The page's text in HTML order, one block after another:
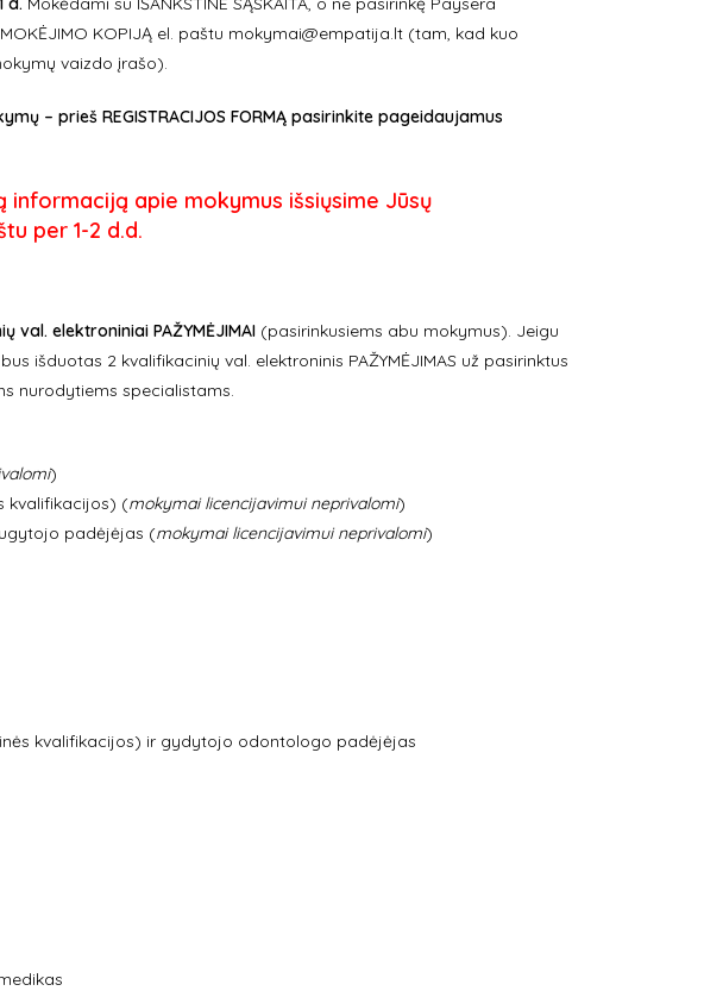
KOPIJĄ el. paštu mokymai@empatija.lt (tam, kad kuo
vaizdo įrašo).
– prieš REGISTRACIJOS FORMĄ pasirinkite pageidaujamus
informaciją apie mokymus išsiųsime Jūsų
per 1-2 d.d.
val. elektroniniai PAŽYMĖJIMAI(pasirinkusiems abu mokymus). Jeigu
išduotas 2 kvalifikacinių val. elektroninis PAŽYMĖJIMAS už pasirinktus
nurodytiems specialistams.
)
kvalifikacijos) (mokymai licencijavimui neprivalomi)
padėjėjas (mokymai licencijavimui neprivalomi)
kvalifikacijos) ir gydytojo odontologo padėjėjas